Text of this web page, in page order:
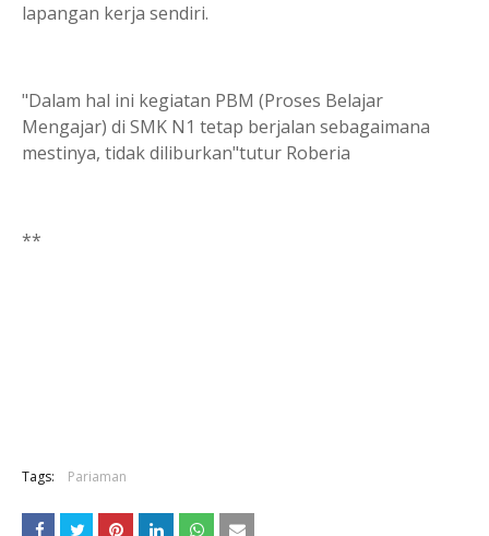
lapangan kerja sendiri.
"Dalam hal ini kegiatan PBM (Proses Belajar
Mengajar) di SMK N1 tetap berjalan sebagaimana
mestinya, tidak diliburkan"tutur Roberia
**
Tags: Pariaman